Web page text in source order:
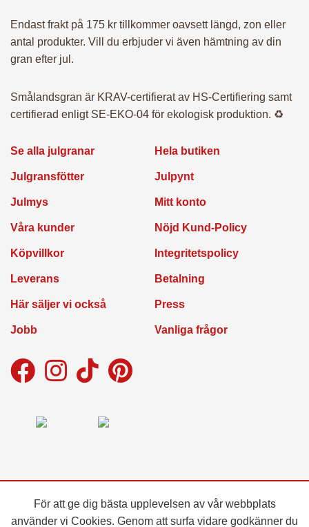
Endast frakt på 175 kr tillkommer oavsett längd, zon eller
antal produkter. Vill du erbjuder vi även hämtning av din
gran efter jul.
Smålandsgran är KRAV-certifierat av HS-Certifiering samt
certifierad enligt SE-EKO-04 för ekologisk produktion. ♻️
Se alla julgranar Hela butiken
Julgransfötter Julpynt
Julmys Mitt konto
Våra kunder Nöjd Kund-Policy
Köpvillkor Integritetspolicy
Leverans Betalning
Här säljer vi också Press
Jobb Vanliga frågor
För att ge dig bästa upplevelsen av vår webbplats
använder vi Cookies. Genom att surfa vidare godkänner du